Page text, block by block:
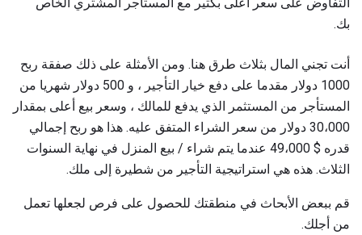
بك.
أنت تجني المال بثلاث طرق هنا. ومن الأمثلة على ذلك صفقة ربح
1000 دولار مقدما على دفع خيار التأجير ، و 500 دولار شهريا من
المستأجر من المستثمر الذي يدفع للمالك ، وسعر بيع أعلى بمقدار
30،000 دولار من سعر الشراء المتفق عليه. هذا هو ربح إجمالي
قدره $ 49،000 عندما يتم شراء / بيع المنزل في نهاية السنوات
الثلاث. هذه هي استراتيجية التأجير من شطيرة إلى ملك.
قم ببعض الأبحاث في منطقتك للحصول على فرص لجعلها تعمل
من أجلك.